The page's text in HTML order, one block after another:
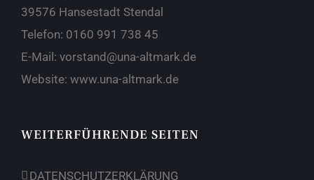
39576 Hansestadt Stendal
Telefon: 0160 991 738 45
E-Mail: vorstand@una-altmark.de
Website: www.una-altmark.de
WEITERFÜHRENDE SEITEN
DATENSCHUTZERKLÄRUNG